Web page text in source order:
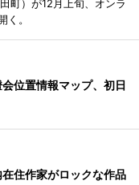
町）が12月上旬、オンラ
く。
位置情報マップ、初日
住作家がロックな作品